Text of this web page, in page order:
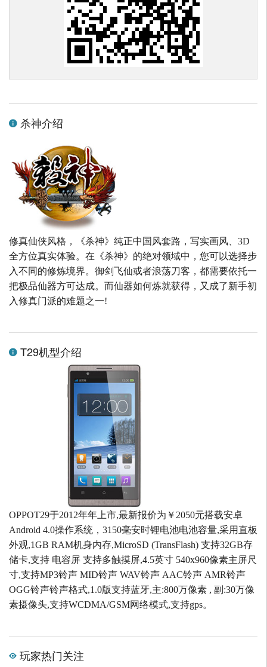
杀神介绍
修真仙侠风格，《杀神》纯正中国风套路，写实画风、3D
全方位真实体验。在《杀神》的绝对领域中，您可以选择步
入不同的修炼境界。御剑飞仙或者浪荡刀客，都需要依托一
把极品仙器方可达成。而仙器如何炼就获得，又成了新手初
入修真门派的难题之一!
T29机型介绍
OPPOT29于2012年年上市,最新报价为￥2050元搭载安卓
Android 4.0操作系统，3150毫安时锂电池电池容量,采用直板
外观,1GB RAM机身内存,MicroSD (TransFlash) 支持32GB存
储卡,支持 电容屏 支持多触摸屏,4.5英寸 540x960像素主屏尺
寸,支持MP3铃声 MID铃声 WAV铃声 AAC铃声 AMR铃声
OGG铃声铃声格式,1.0版支持蓝牙,主:800万像素 , 副:30万像
素摄像头,支持WCDMA/GSM网络模式,支持gps。
玩家热门关注